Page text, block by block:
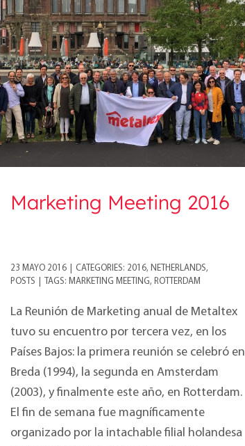
Marketing Meeting
2016
Marketing Meeting 2016
23 MAYO 2016 CATEGORIES: 2016, NETHERLANDS,
POSTS
TAGS: MARKETING MEETING, ROTTERDAM
La Reunión de Marketing anual de Metaltex
tuvo su encuentro por tercera vez, en los
Países Bajos: la primera reunión se celebró en
Breda (1994), la segunda en Amsterdam
(2003), y finalmente este año, en Rotterdam.
El fin de semana fue magníficamente
organizado por la intachable filial holandesa